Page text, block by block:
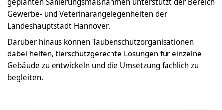
Gewerbe- und Veterinärangelegenheiten der
Landeshauptstadt Hannover.
Darüber hinaus können Taubenschutzorganisationen
dabei helfen, tierschutzgerechte Lösungen für einzelne
Gebäude zu entwickeln und die Umsetzung fachlich zu
begleiten.